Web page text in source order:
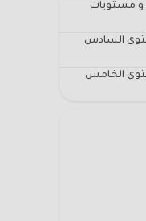
و مستويات
السادس
الخامس